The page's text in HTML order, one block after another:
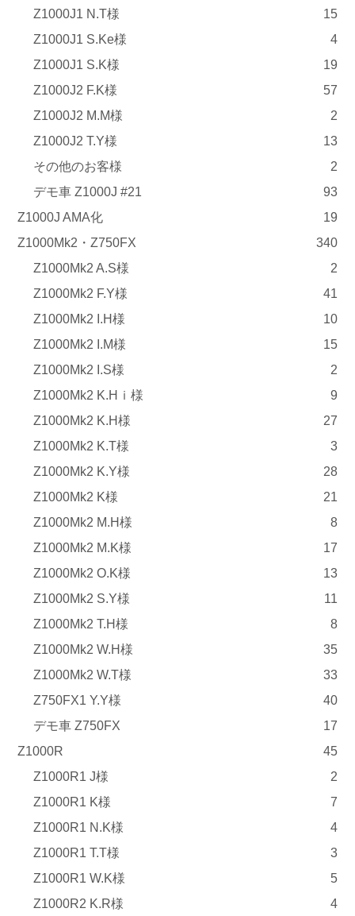
Z1000J1 N.T様
15
Z1000J1 S.Ke様
4
Z1000J1 S.K様
19
Z1000J2 F.K様
57
Z1000J2 M.M様
2
Z1000J2 T.Y様
13
その他のお客様
2
デモ車 Z1000J #21
93
Z1000J AMA化
19
Z1000Mk2・Z750FX
340
Z1000Mk2 A.S様
2
Z1000Mk2 F.Y様
41
Z1000Mk2 I.H様
10
Z1000Mk2 I.M様
15
Z1000Mk2 I.S様
2
Z1000Mk2 K.Hｉ様
9
Z1000Mk2 K.H様
27
Z1000Mk2 K.T様
3
Z1000Mk2 K.Y様
28
Z1000Mk2 K様
21
Z1000Mk2 M.H様
8
Z1000Mk2 M.K様
17
Z1000Mk2 O.K様
13
Z1000Mk2 S.Y様
11
Z1000Mk2 T.H様
8
Z1000Mk2 W.H様
35
Z1000Mk2 W.T様
33
Z750FX1 Y.Y様
40
デモ車 Z750FX
17
Z1000R
45
Z1000R1 J様
2
Z1000R1 K様
7
Z1000R1 N.K様
4
Z1000R1 T.T様
3
Z1000R1 W.K様
5
Z1000R2 K.R様
4